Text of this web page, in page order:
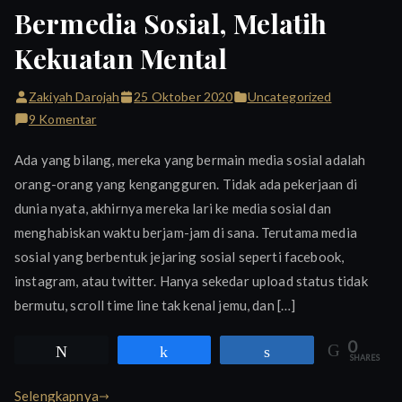
Bermedia Sosial, Melatih
Kekuatan Mental
Zakiyah Darojah 25 Oktober 2020
Uncategorized
9 Komentarpada
Sosial,
Melatih
Kekuatan
Mental
Ada yang bilang, mereka yang bermain media sosial adalah
orang-orang yang kengangguren. Tidak ada pekerjaan di
dunia nyata, akhirnya mereka lari ke media sosial dan
menghabiskan waktu berjam-jam di sana. Terutama media
sosial yang berbentuk jejaring sosial seperti facebook,
instagram, atau twitter. Hanya sekedar upload status tidak
bermutu, scroll time line tak kenal jemu, dan […]
0
SHARES
Selengkapnya